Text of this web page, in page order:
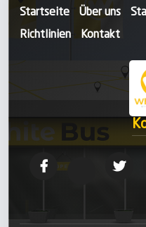
Startseite Über uns
Richtlinien
Kontakt